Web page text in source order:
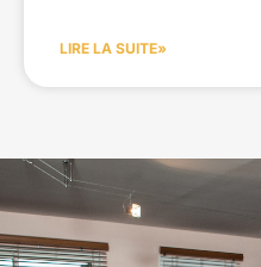
LIRE LA SUITE»